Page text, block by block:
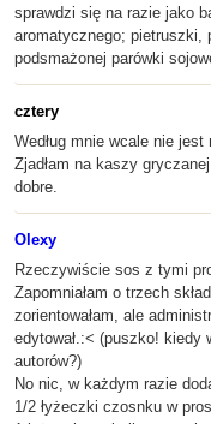
sprawdzi się na razie jako
aromatycznego; pietruszki,
podsmażonej parówki
cztery
Według mnie wcale nie
Zjadłam na kaszy
dobre.
Olexy
Rzeczywiście sos z tymi
Zapomniałam o trzech
zorientowałam, ale
edytował.:< (puszko! kiedy
autorów?)
No nic, w każdym razie
1/2 łyżeczki czosnku w